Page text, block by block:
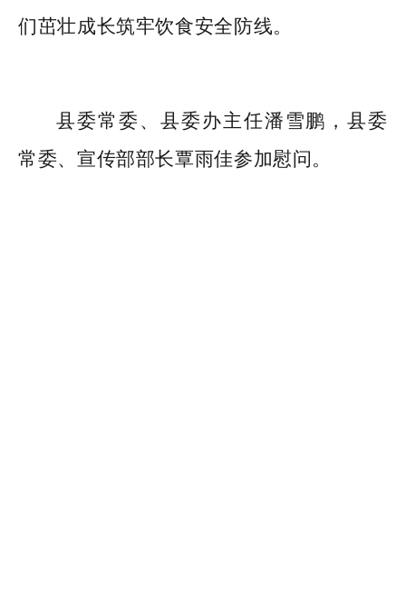
们茁壮成长筑牢饮食安全防线。
县委常委、县委办主任潘雪鹏，县委
常委、宣传部部长覃雨佳参加慰问。